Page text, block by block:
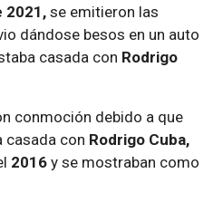
2021,se emitieron las
dándose besos en un auto
casada con Rodrigo
conmoción debido a que
casada con Rodrigo Cuba,
2016 y se mostraban como